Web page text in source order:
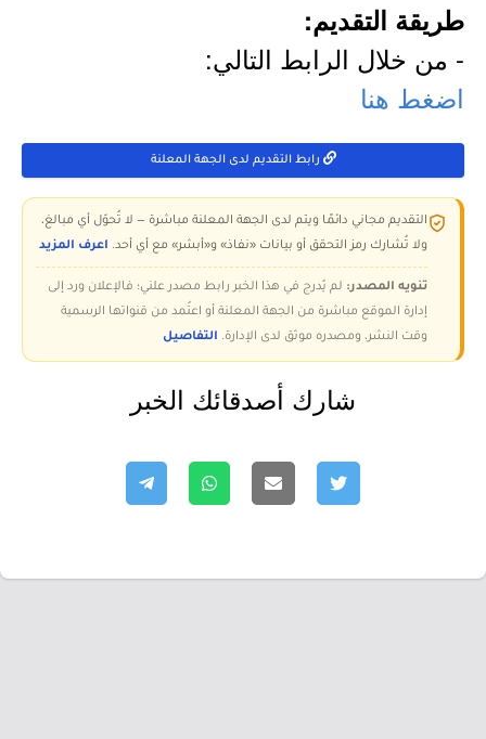
طريقة التقديم:
- من خلال الرابط التالي:
اضغط هنا
رابط التقديم لدى الجهة المعلنة
التقديم مجاني دائمًا ويتم لدى الجهة المعلنة مباشرة — لا تُحوّل أي مبالغ،
ولا تُشارك رمز التحقق أو بيانات «نفاذ» و«أبشر» مع أي أحد. اعرف المزيد
تنويه المصدر: لم يُدرج في هذا الخبر رابط مصدر علني؛ فالإعلان ورد إلى
إدارة الموقع مباشرة من الجهة المعلنة أو اعتُمد من قنواتها الرسمية
وقت النشر، ومصدره موثق لدى الإدارة. التفاصيل
شارك أصدقائك الخبر